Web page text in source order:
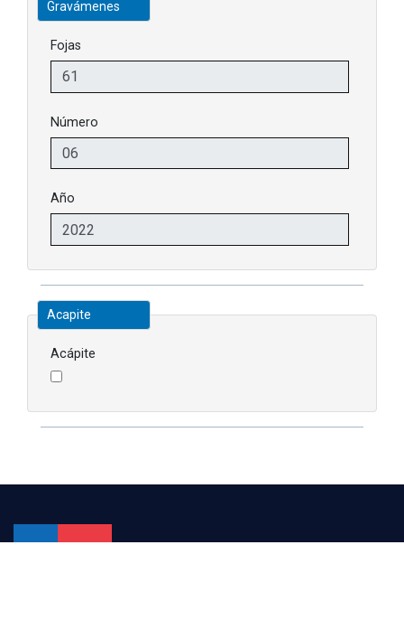
Gravámenes
Fojas
Número
Año
Acapite
Acápite